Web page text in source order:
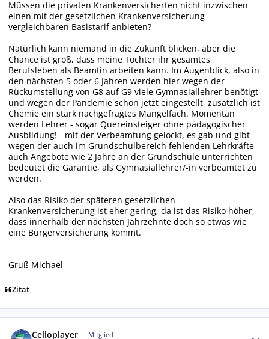
Müssen die privaten Krankenversicherten nicht inzwischen
einen mit der gesetzlichen Krankenversicherung
vergleichbaren Basistarif anbieten?
Natürlich kann niemand in die Zukunft blicken, aber die
Chance ist groß, dass meine Tochter ihr gesamtes
Berufsleben als Beamtin arbeiten kann. Im Augenblick, also in
den nächsten 5 oder 6 Jahren werden hier wegen der
Rückumstellung von G8 auf G9 viele Gymnasiallehrer benötigt
und wegen der Pandemie schon jetzt eingestellt, zusätzlich ist
Chemie ein stark nachgefragtes Mangelfach. Momentan
werden Lehrer - sogar Quereinsteiger ohne pädagogischer
Ausbildung! - mit der Verbeamtung gelockt, es gab und gibt
wegen der auch im Grundschulbereich fehlenden Lehrkräfte
auch Angebote wie 2 Jahre an der Grundschule unterrichten
bedeutet die Garantie, als Gymnasiallehrer/-in verbeamtet zu
werden.
Also das Risiko der späteren gesetzlichen
Krankenversicherung ist eher gering, da ist das Risiko höher,
dass innerhalb der nächsten Jahrzehnte doch so etwas wie
eine Bürgerversicherung kommt.
Gruß Michael
Zitat
Celloplayer Mitglied